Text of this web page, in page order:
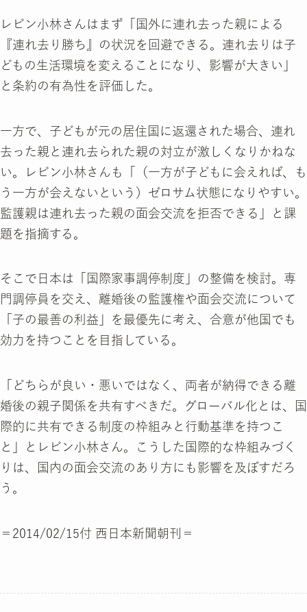
レビン小林さんはまず「国外に連れ去った親による
『連れ去り勝ち』の状況を回避できる。連れ去りは子
どもの生活環境を変えることになり、影響が大きい」
と条約の有為性を評価した。
一方で、子どもが元の居住国に返還された場合、連れ
去った親と連れ去られた親の対立が激しくなりかねな
い。レビン小林さんも「（一方が子どもに会えれば、も
う一方が会えないという）ゼロサム状態になりやすい。
監護親は連れ去った親の面会交流を拒否できる」と課
題を指摘する。
そこで日本は「国際家事調停制度」の整備を検討。専
門調停員を交え、離婚後の監護権や面会交流について
「子の最善の利益」を最優先に考え、合意が他国でも
効力を持つことを目指している。
「どちらが良い・悪いではなく、両者が納得できる離
婚後の親子関係を共有すべきだ。グローバル化とは、国
際的に共有できる制度の枠組みと行動基準を持つこ
と」とレビン小林さん。こうした国際的な枠組みづく
りは、国内の面会交流のあり方にも影響を及ぼすだろ
う。
＝2014/02/15付 西日本新聞朝刊＝